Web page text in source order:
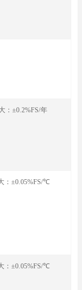
±0.2%FS/年
±0.05%FS/℃
±0.05%FS/℃